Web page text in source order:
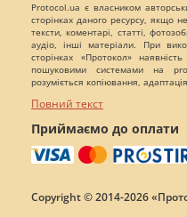
Protocol.ua є власником
сторінках даного ресурсу, якщо
тексти, коментарі, статті,
аудіо, інші матеріали. При
сторінках «Протокол»
пошуковими системами на
розуміється копіювання,
Повний текст
Приймаємо до оплати
Copyright © 2014-2026